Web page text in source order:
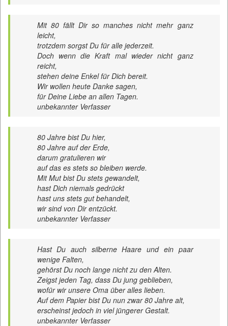
Mit 80 fällt Dir so manches nicht mehr ganz
leicht,
trotzdem sorgst Du für alle jederzeit.
Doch wenn die Kraft mal wieder nicht ganz
reicht,
stehen deine Enkel für Dich bereit.
Wir wollen heute Danke sagen,
für Deine Liebe an allen Tagen.
unbekannter Verfasser
80 Jahre bist Du hier,
80 Jahre auf der Erde,
darum gratulieren wir
auf das es stets so bleiben werde.
Mit Mut bist Du stets gewandelt,
hast Dich niemals gedrückt
hast uns stets gut behandelt,
wir sind von Dir entzückt.
unbekannter Verfasser
Hast Du auch silberne Haare und ein paar
wenige Falten,
gehörst Du noch lange nicht zu den Alten.
Zeigst jeden Tag, dass Du jung geblieben,
wofür wir unsere Oma über alles lieben.
Auf dem Papier bist Du nun zwar 80 Jahre alt,
erscheinst jedoch in viel jüngerer Gestalt.
unbekannter Verfasser